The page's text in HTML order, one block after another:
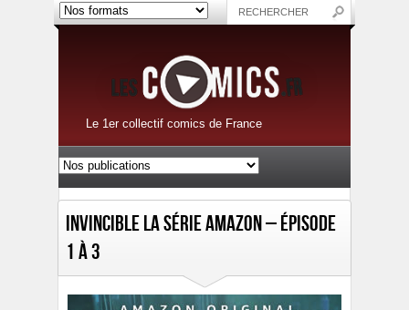
Le 1er collectif comics de France
Invincible La série Amazon – Épisode
1 à 3